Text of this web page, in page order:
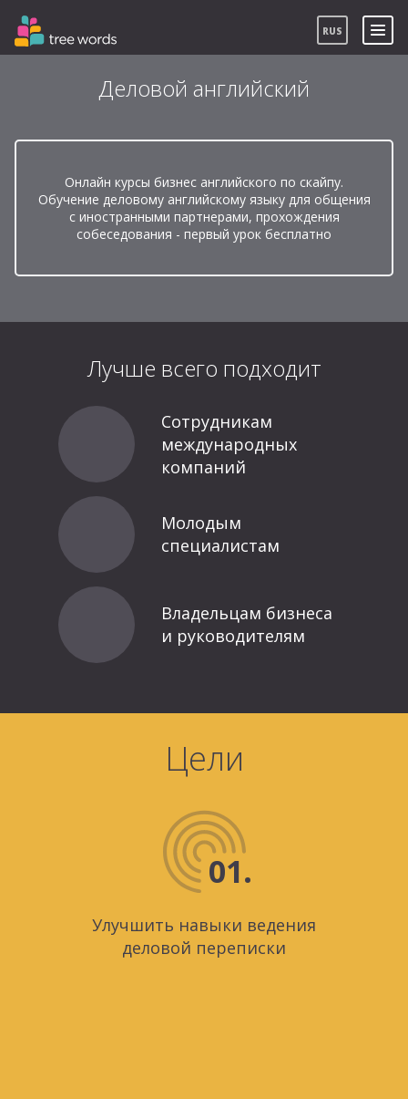
RUS
Деловой английский
Онлайн курсы бизнес английского по скайпу.
Обучение деловому английскому языку для общения
с иностранными партнерами, прохождения
собеседования - первый урок бесплатно
Лучше всего подходит
Сотрудникам
международных
компаний
Молодым
специалистам
Владельцам бизнеса
и руководителям
Цели
01.
Улучшить навыки ведения
деловой переписки